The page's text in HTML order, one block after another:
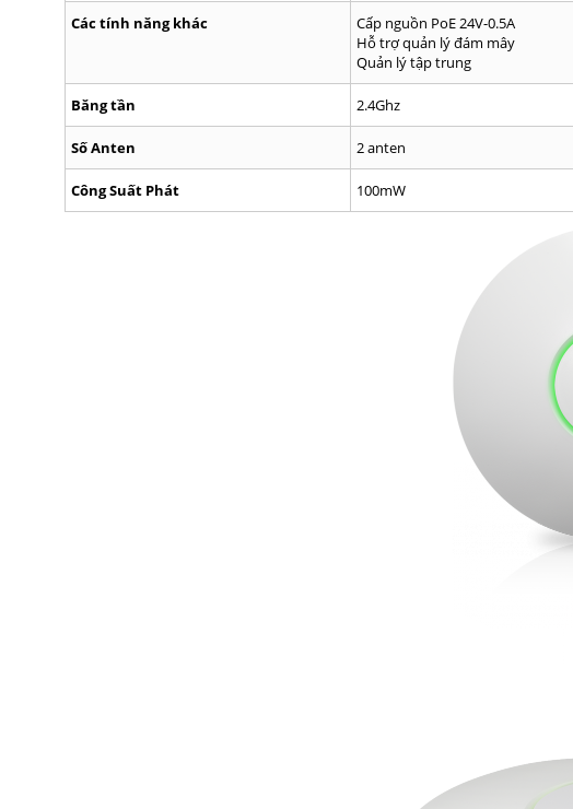
Các tính năng khác
Cấp nguồn PoE 24V-0.5A
Hỗ trợ quản lý đám mây
Quản lý tập trung
Băng tần 2.4Ghz
Số Anten 2 anten
Công Suất Phát 100mW